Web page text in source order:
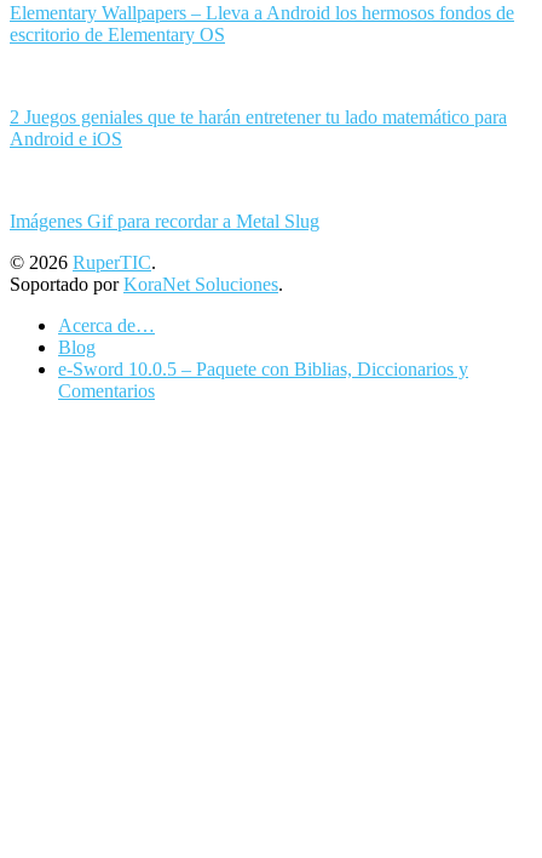
Elementary Wallpapers – Lleva a Android los hermosos fondos de
escritorio de Elementary OS
2 Juegos geniales que te harán entretener tu lado matemático para
Android e iOS
Imágenes Gif para recordar a Metal Slug
© 2026 RuperTIC.
Soportado porKoraNet Soluciones.
Acerca de…
Blog
e-Sword 10.0.5 – Paquete con Biblias, Diccionarios y
Comentarios